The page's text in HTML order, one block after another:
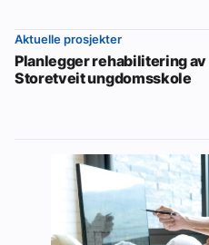
Aktuelle prosjekter
Planlegger rehabilitering av
Storetveit ungdomsskole